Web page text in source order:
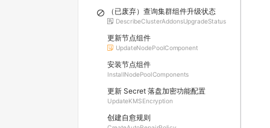
（已废弃）查询集群组件升级状态
DescribeClusterAddonsUpgradeStatus
更新节点组件
UpdateNodePoolComponent
安装节点组件
InstallNodePoolComponents
更新 Secret 落盘加密功能配置
UpdateKMSEncryption
创建自愈规则